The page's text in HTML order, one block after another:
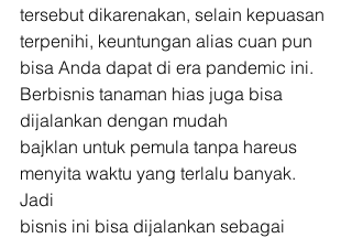
tersebut dikarenakan, selain kepuasan
terpenihi, keuntungan alias cuan pun
bisa Anda dapat di era pandemic ini.
Berbisnis tanaman hias juga bisa
dijalankan dengan mudah
bajklan untuk pemula tanpa hareus
menyita waktu yang terlalu banyak.
Jadi
bisnis ini bisa dijalankan sebagai